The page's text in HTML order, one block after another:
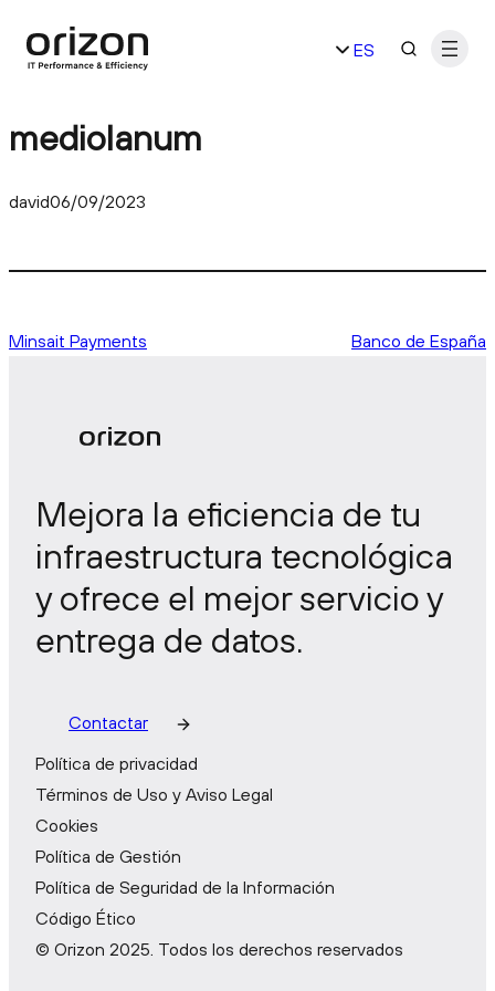
ES
mediolanum
david06/09/2023
Minsait Payments Banco de España
© Orizon 2025. Todos los derechos reservados
Mejora la eficiencia de tu
infraestructura tecnológica
y ofrece el mejor servicio y
entrega de datos.
Contactar
Política de privacidad
Términos de Uso y Aviso Legal
Cookies
Política de Gestión
Política de Seguridad de la Información
Código Ético